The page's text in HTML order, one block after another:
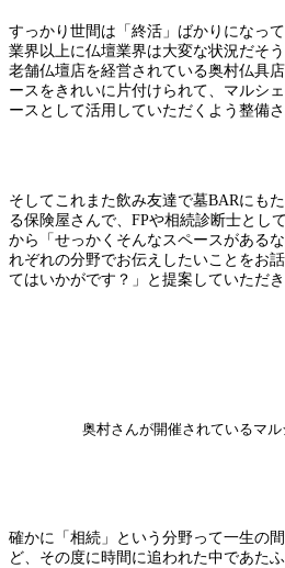
すっかり世間は「終活」ばかりになっ
業界以上に仏壇業界は大変な状況だそ
老舗仏壇店を経営されている奥村仏具
ースをきれいに片付けられて、マルシ
ースとして活用していただくよう整備さ
そしてこれまた飲み友達で墓BARにも
る保険屋さんで、FPや相続診断士とし
から「せっかくそんなスペースがある
れぞれの分野でお伝えしたいことをお
てはいかがです？」と提案していただき
奥村さんが開催されているマ
確かに「相続」という分野って一生の
ど、その度に時間に追われた中であた